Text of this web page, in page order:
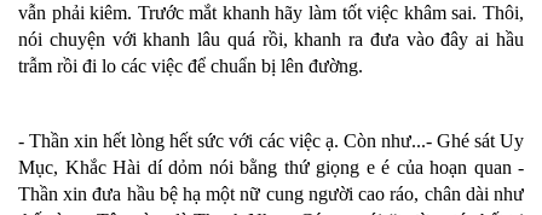
vẫn phải kiêm. Trước mắt khanh hãy làm tốt việc khâm sai. Thôi,
nói chuyện với khanh lâu quá rồi, khanh ra đưa vào đây ai hầu
trẫm rồi đi lo các việc để chuẩn bị lên đường.
- Thần xin hết lòng hết sức với các việc ạ. Còn như...- Ghé sát Uy
Mục, Khắc Hài dí dỏm nói bằng thứ giọng e é của hoạn quan -
Thần xin đưa hầu bệ hạ một nữ cung người cao ráo, chân dài như